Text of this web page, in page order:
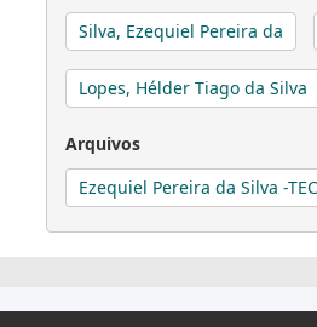
Silva, Ezequiel Pereira da
Lopes, Hélder Tiago da Silva
Arquivos
Ezequiel Pereira da Silva -